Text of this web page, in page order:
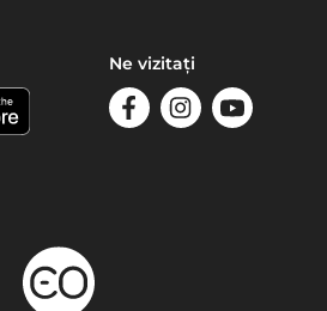
Ne vizitați